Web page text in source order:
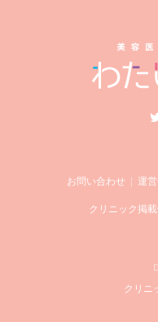
Instagram
お問い合わせ 運
クリニック掲
クリニ